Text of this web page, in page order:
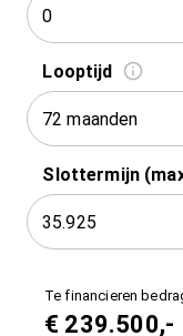
Looptijd
72 maanden
Slottermijn
Te financieren
€ 239.500,-